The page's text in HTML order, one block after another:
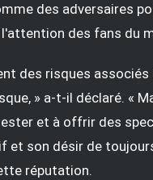
des adversaires
des fans du
des risques associés
» a-t-il déclaré. «
et à offrir des
et son désir de
réputation.